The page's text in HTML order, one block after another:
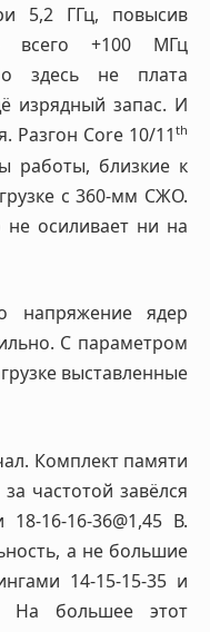
5,2 ГГц, повысив
+100 МГц
здесь не плата
изрядный запас. И
Разгон Core 10/11 th
работы, близкие к
с 360-мм СЖО.
не осиливает ни на
напряжение ядер
С параметром
выставленные
Комплект памяти
частотой завёлся
16-16-36@1,45 В.
а не большие
14-15-15-35 и
На большее этот